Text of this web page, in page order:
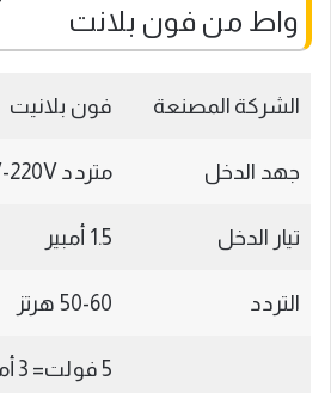
واط من فون بلانت
الشركة المصنعة فون بلانيت
جهد الدخل متردد 110V-220V
تيار الدخل 1.5 أمبير
التردد 50-60 هرتز
5 فولت= 3 أمبير